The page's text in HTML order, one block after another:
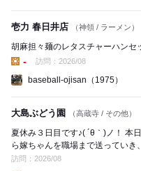
壱力 春日井店 （神領 / ラーメン）
胡麻担々麺のレタスチャーハンセ
- 訪問：2026/08
baseball-ojisan（1975）
大島ぶどう園 （高蔵寺 / その他）
夏休み３日目です♪( ´θ｀)ノ！
ら嫁ちゃんを職場まで送っていき
訪問：2026/08